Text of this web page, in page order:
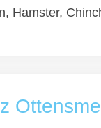
Hamster,